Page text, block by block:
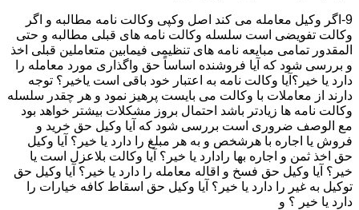
9-اگر وکیل معامله می کند اصل وکپی وکالت نامه مطالبه و اگر
وکالت تفویضی است سلسله وکالت نامه های قبلی مطالبه و حتی
المقدور تمامی مبایعه نامه های تنظیمی فیمابین متعاملین قبلی اخذ
و بررسی شود که آیا فروشنده اساساً حق واگذاری مورد معامله را
دارد یا خیر؟آیا وکالت نامه به اعتبار خود باقی است یاخیر؟ توجه
دارند از معاملات با وکالت می بایست پرهیز نمود و هر چقدر سلسله
وکالت نامه ها زیادتر باشد احتمال بروز مشکلات بیشتر خواهد بود
مع الوصف ضروری است بررسی شود که آیا وکیل حق خرید و
فروش یا اجاره با هرشخص و به هر مبلغ را دارد یا خیر؟ آیا وکیل
حق اخذ ثمن و اجاره بها رادارد یا خیر؟ آیا وکالت بلاعزل است یا
خیر؟ آیا وکیل حق فسخ و اقاله معامله را دارد یا خیر؟ آیا وکیل حق
توکیل به غیر را دارد یا خیر؟ آیا وکیل حق اسقاط کافه خیارات را
دارد یا خیر ؟ و